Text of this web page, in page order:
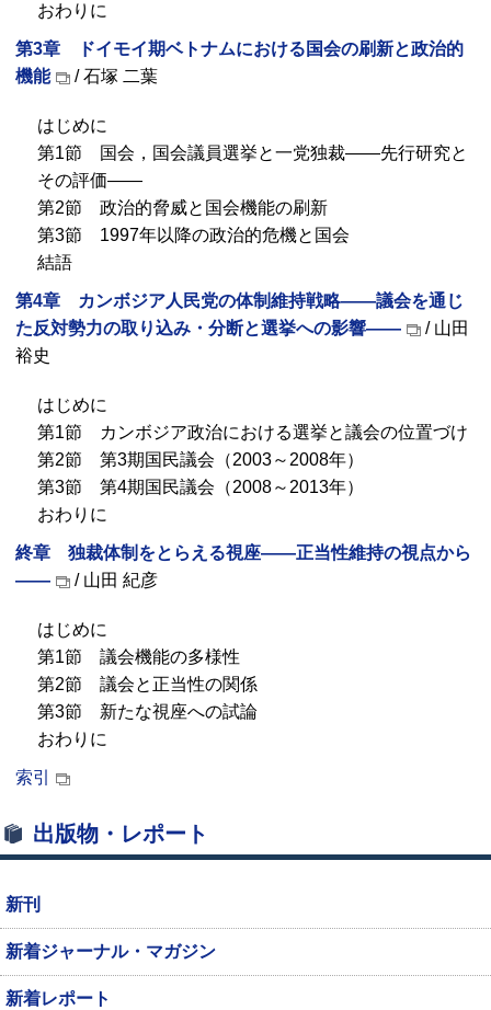
おわりに
第3章 ドイモイ期ベトナムにおける国会の刷新と政治的
機能
/ 石塚 二葉
はじめに
第1節 国会，国会議員選挙と一党独裁――先行研究と
その評価――
第2節 政治的脅威と国会機能の刷新
第3節 1997年以降の政治的危機と国会
結語
第4章 カンボジア人民党の体制維持戦略――議会を通じ
た反対勢力の取り込み・分断と選挙への影響――
/ 山田
裕史
はじめに
第1節 カンボジア政治における選挙と議会の位置づけ
第2節 第3期国民議会（2003～2008年）
第3節 第4期国民議会（2008～2013年）
おわりに
終章 独裁体制をとらえる視座――正当性維持の視点から
――
/ 山田 紀彦
はじめに
第1節 議会機能の多様性
第2節 議会と正当性の関係
第3節 新たな視座への試論
おわりに
索引
出版物・レポート
新刊
新着ジャーナル・マガジン
新着レポート